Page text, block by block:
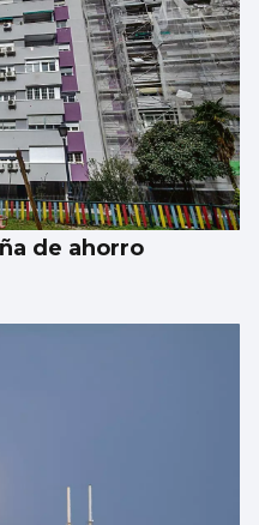
lanzará el
cerca de la Tierra
de ahorro